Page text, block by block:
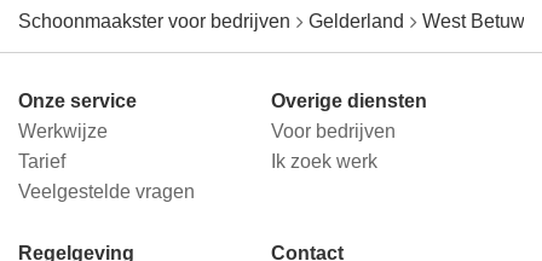
Schoonmaakster voor bedrijven Gelderland West Betuwe
Onze service
Werkwijze
Tarief
Veelgestelde vragen
Overige diensten
Voor bedrijven
Ik zoek werk
Regelgeving Contact